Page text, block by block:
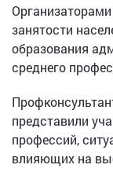
занятости
образования
среднего
представили
профессий,
влияющих на